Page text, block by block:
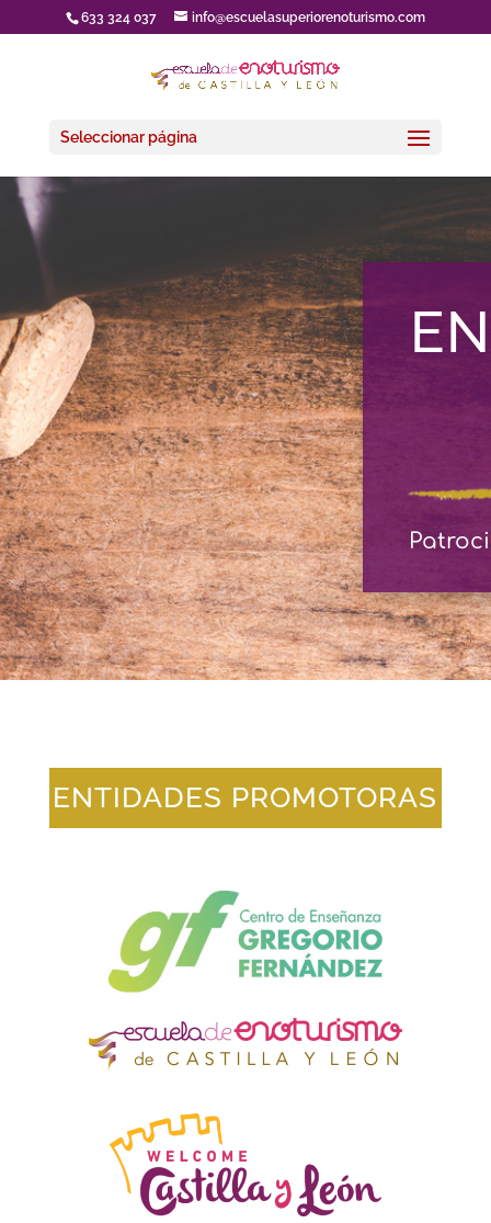
633 324 037 info@escuelasuperiorenoturismo.com
Seleccionar página
ENTIDADES PROMOTORAS